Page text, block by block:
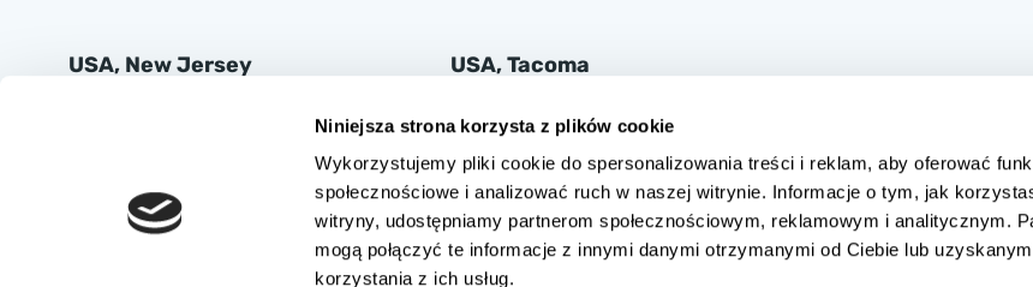
Niniejsza strona korzysta z plików cookie
Wykorzystujemy pliki cookie do spersonalizowania treści i reklam, aby oferować
społecznościowe i analizować ruch w naszej witrynie. Informacje o tym, jak
witryny, udostępniamy partnerom społecznościowym, reklamowym i analitycznym.
mogą połączyć te informacje z innymi danymi otrzymanymi od Ciebie lub
korzystania z ich usług.
USA, New Jersey
USA, Tacoma
Tacoma
WA 98421